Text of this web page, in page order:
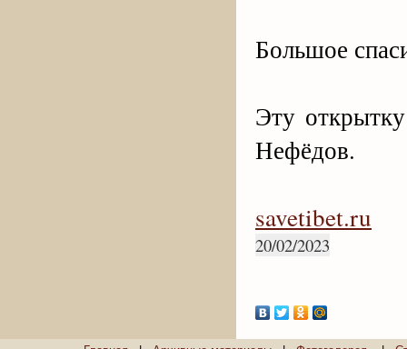
Большое
Эту
Нефёдов.
savetibet.ru
20/02/2023